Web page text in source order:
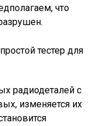
что
тестер для
радиодеталей с
изменяется их